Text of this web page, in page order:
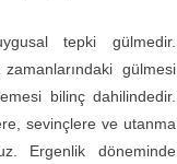
tepki gülmedir.
gülmesi
bilinç dahilindedir.
sevinçlere ve utanma
Ergenlik döneminde